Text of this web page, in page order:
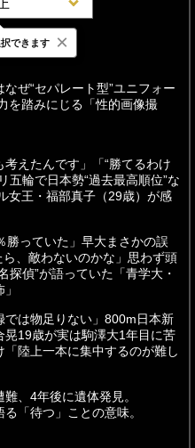
間 週間
ぜ“セパレート型”ユニフォー
を踏みにじる「性的画像撮
考えたんです」「“勝てるわけ
五輪で日本勢“過去最高順位”な
女王・福部真子（29歳）が感
勝っていた」早大まさかの誤
、敵わないのかな」思わず頭
探偵”が語っていた「青学大・
では物足りない」800m日本新
晃19歳が実は駒澤大1年目に苦
「陸上一本に集中するのが難し
、4年後に遺体発見。
「待つ」ことの意味。
できます ×